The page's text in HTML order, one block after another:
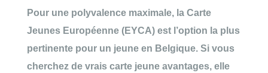
Pour une polyvalence maximale, la Carte
Jeunes Européenne (EYCA)est l’option la plus
pertinente pour un jeune en Belgique. Si vous
cherchez de vrais carte jeune avantages, elle